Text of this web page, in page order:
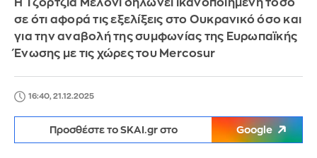
H Τζόρτζια Μελόνι δηλώνει ικανοποιημένη τόσο
σε ότι αφορά τις εξελίξεις στο Ουκρανικό όσο και
για την αναβολή της συμφωνίας της Ευρωπαϊκής
Ένωσης με τις χώρες του Mercosur
16:40, 21.12.2025
Προσθέστε το SKAI.gr στο Google